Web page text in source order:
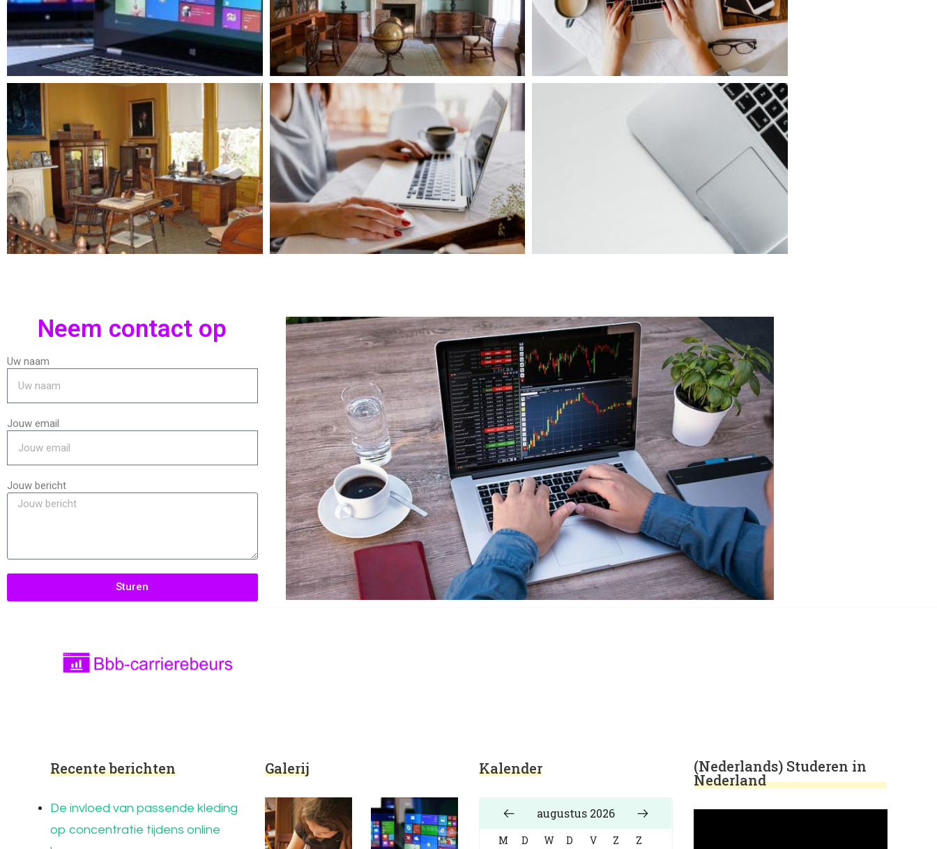
Neem contact op
Uw naam
Jouw email
Jouw bericht
Sturen
Recente berichten
De invloed van passende kleding
op concentratie tijdens online
Galerij Kalender
augustus 2026
M D W D V Z Z
(Nederlands) Studeren in
Nederland